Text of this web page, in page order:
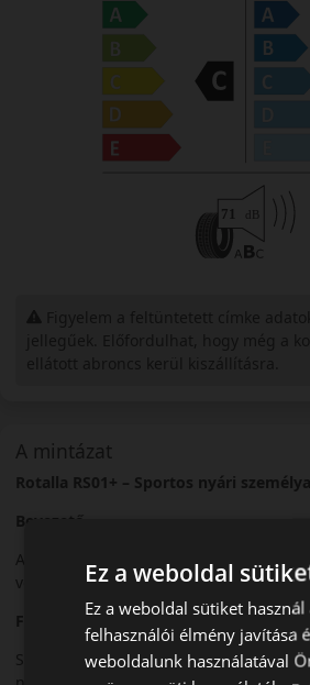
A mintázat
Rotalla RS01+ – Sportos nyári
Bevezető
A Rotalla RS01+ egy sportos nyári
vezetéshez fejlesztettek.
Futófelület és tapadás
Sportos futófelületi mintázata kiváló
Ez a weboldal
Ez a weboldal sütiket használ
felhasználói élmény javítása
weboldalunk használatával